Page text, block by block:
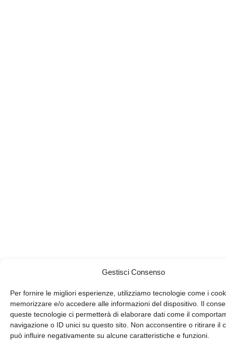
Gestisci Consenso
Per fornire le migliori esperienze, utilizziamo tecnologie come i
memorizzare e/o accedere alle informazioni del dispositivo. Il
queste tecnologie ci permetterà di elaborare dati come il
navigazione o ID unici su questo sito. Non acconsentire o ritirare il
può influire negativamente su alcune caratteristiche e funzioni.